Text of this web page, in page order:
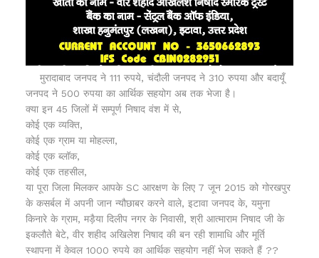
मुरादाबाद जनपद ने 111 रुपये, चंदौली जनपद ने 310 रुपया और बदायूँ
जनपद ने 500 रुपया का आर्थिक सहयोग अब तक भेजा है।
क्या इन 45 जिलों में सम्पूर्ण निषाद वंश में से,
कोई एक व्यक्ति,
कोई एक ग्राम या मोहल्ला,
कोई एक ब्लॉक,
कोई एक तहसील,
या पूरा जिला मिलकर आपके SC आरक्षण के लिए 7 जून 2015 को गोरखपुर
के कसर्बल में अपनी जान न्यौछाबर करने वाले, इटावा जनपद के, यमुना
किनारे के ग्राम, मड़ैया दिलीप नगर के निवासी, श्री आत्माराम निषाद जी के
इकलौते बेटे, वीर शहीद अखिलेश निषाद की बन रही शामाधि और मूर्ति
स्थापना में केवल 1000 रुपये का आर्थिक सहयोग नहीं भेज सकते हैं ??